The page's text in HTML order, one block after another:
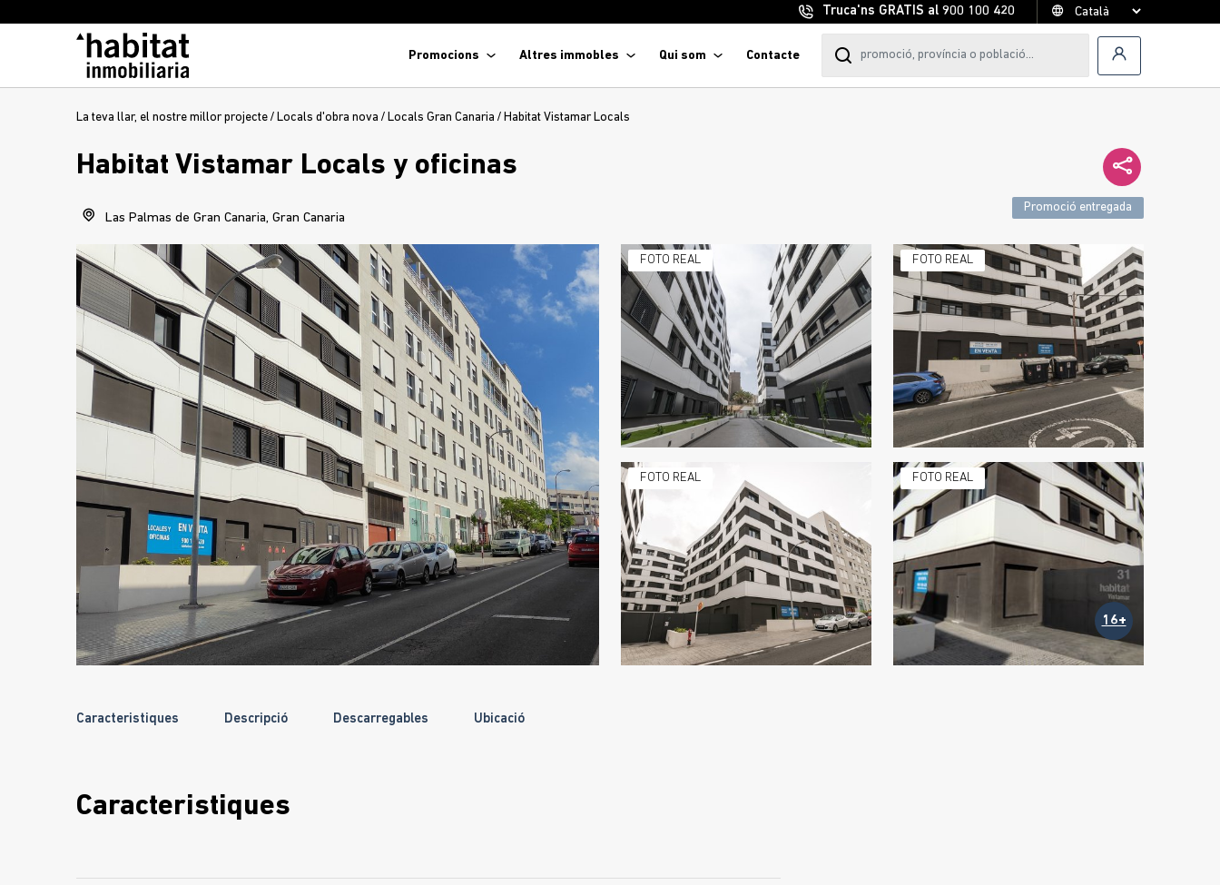
Truca'ns GRATIS al 900 100 420
Promocions Altres immobles Qui som Contacte
La teva llar, el nostre millor projecte / Locals d'obra nova / Locals Gran Canaria / Habitat Vistamar Locals
Habitat Vistamar Locals y oficinas
Las Palmas de Gran Canaria, Gran Canaria
Promoció entregada
FOTO REAL FOTO REAL
FOTO REAL FOTO REAL
16+
Caracteristiques Descripció Descarregables Ubicació
Caracteristiques